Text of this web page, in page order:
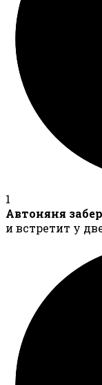
1
Автоняня
и встретит у